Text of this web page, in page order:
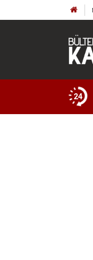
24
ve enstitüler kuruldu,